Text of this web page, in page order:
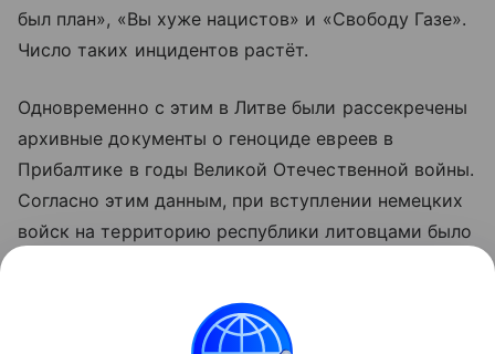
был план», «Вы хуже нацистов» и «Свободу Газе».
Число таких инцидентов растёт.
Одновременно с этим в Литве были рассекречены
архивные документы о геноциде евреев в
Прибалтике в годы Великой Отечественной войны.
Согласно этим данным, при вступлении немецких
войск на территорию республики литовцами было
происходящих событий.